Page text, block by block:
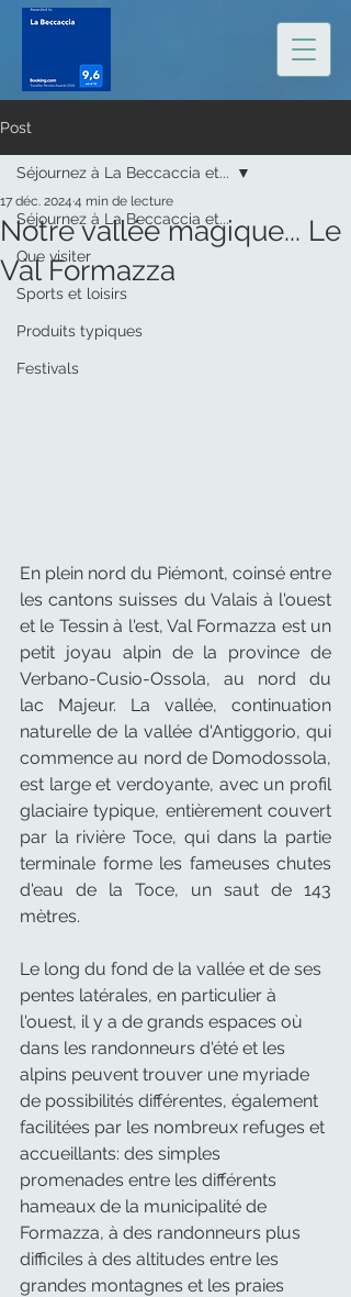
Post
Séjournez à La Beccaccia et...
Que visiter
Sports et loisirs
Produits typiques
Festivals
Séjournez à La Beccaccia et...
Notre vallée magique... Le
Val Formazza
17 déc. 2024 4 min de lecture
En plein nord du Piémont, coinsé entre
les cantons suisses du Valais à l'ouest
et le Tessin à l'est, Val Formazza est un
petit joyau alpin de la province de
Verbano-Cusio-Ossola, au nord du
lac Majeur. La vallée, continuation
naturelle de la vallée d'Antiggorio, qui
commence au nord de Domodossola,
est large et verdoyante, avec un profil
glaciaire typique, entièrement couvert
par la rivière Toce, qui dans la partie
terminale forme les fameuses chutes
d'eau de la Toce, un saut de 143
mètres.
Le long du fond de la vallée et de ses
pentes latérales, en particulier à
l'ouest, il y a de grands espaces où
dans les randonneurs d'été et les
alpins peuvent trouver une myriade
de possibilités différentes, également
facilitées par les nombreux refuges et
accueillants: des simples
promenades entre les différents
hameaux de la municipalité de
Formazza, à des randonneurs plus
difficiles à des altitudes entre les
grandes montagnes et les praies